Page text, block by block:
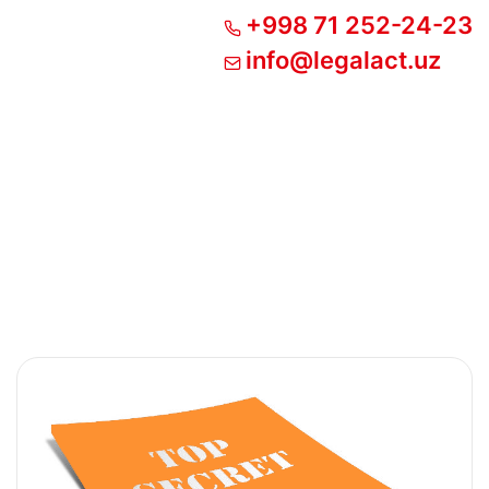
+998 71 252-24-23
info@legalact.uz